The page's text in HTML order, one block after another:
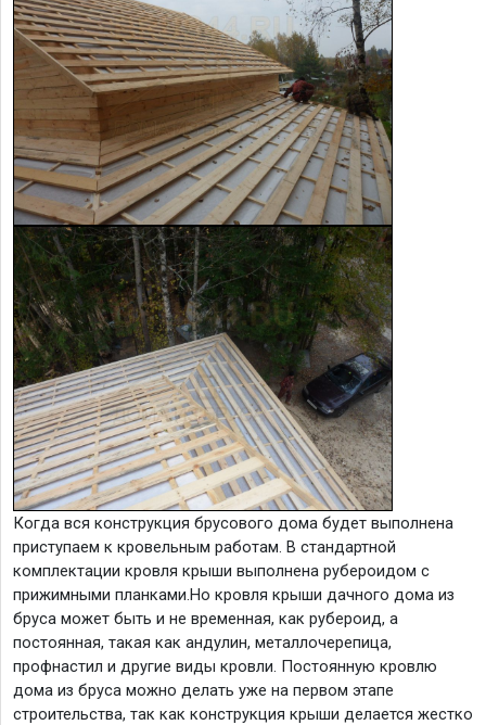
Когда вся конструкция брусового дома будет выполнена
приступаем к кровельным работам. В стандартной
комплектации кровля крыши выполнена рубероидом с
прижимными планками.Но кровля крыши дачного дома из
бруса может быть и не временная, как рубероид, а
постоянная, такая как андулин, металлочерепица,
профнастил и другие виды кровли. Постоянную кровлю
дома из бруса можно делать уже на первом этапе
строительства, так как конструкция крыши делается жестко